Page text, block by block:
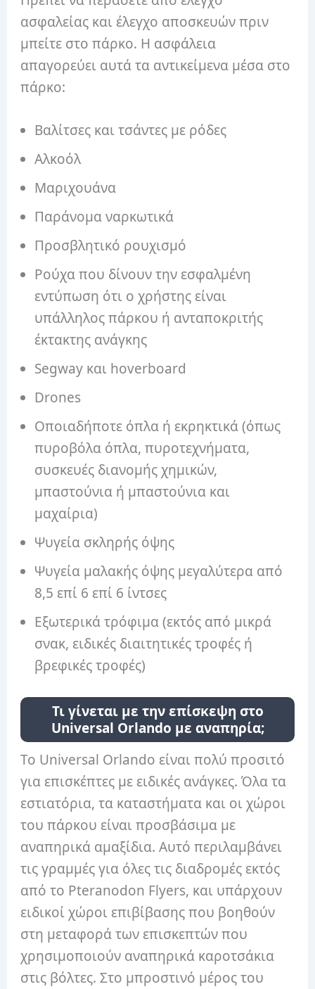
ασφαλείας και έλεγχο αποσκευών πριν
μπείτε στο πάρκο. Η ασφάλεια
απαγορεύει αυτά τα αντικείμενα μέσα στο
πάρκο:
Βαλίτσες και τσάντες με ρόδες
Αλκοόλ
Μαριχουάνα
Παράνομα ναρκωτικά
Προσβλητικό ρουχισμό
Ρούχα που δίνουν την εσφαλμένη
εντύπωση ότι ο χρήστης είναι
υπάλληλος πάρκου ή ανταποκριτής
έκτακτης ανάγκης
Segway και hoverboard
Drones
Οποιαδήποτε όπλα ή εκρηκτικά (όπως
πυροβόλα όπλα, πυροτεχνήματα,
συσκευές διανομής χημικών,
μπαστούνια ή μπαστούνια και
μαχαίρια)
Ψυγεία σκληρής όψης
Ψυγεία μαλακής όψης μεγαλύτερα από
8,5 επί 6 επί 6 ίντσες
Εξωτερικά τρόφιμα (εκτός από μικρά
σνακ, ειδικές διαιτητικές τροφές ή
βρεφικές τροφές)
Τι γίνεται με την επίσκεψη στο
Universal Orlando με αναπηρία;
Το Universal Orlando είναι πολύ προσιτό
για επισκέπτες με ειδικές ανάγκες. Όλα τα
εστιατόρια, τα καταστήματα και οι χώροι
του πάρκου είναι προσβάσιμα με
αναπηρικά αμαξίδια. Αυτό περιλαμβάνει
τις γραμμές για όλες τις διαδρομές εκτός
από το Pteranodon Flyers, και υπάρχουν
ειδικοί χώροι επιβίβασης που βοηθούν
στη μεταφορά των επισκεπτών που
χρησιμοποιούν αναπηρικά καροτσάκια
στις βόλτες. Στο μπροστινό μέρος του